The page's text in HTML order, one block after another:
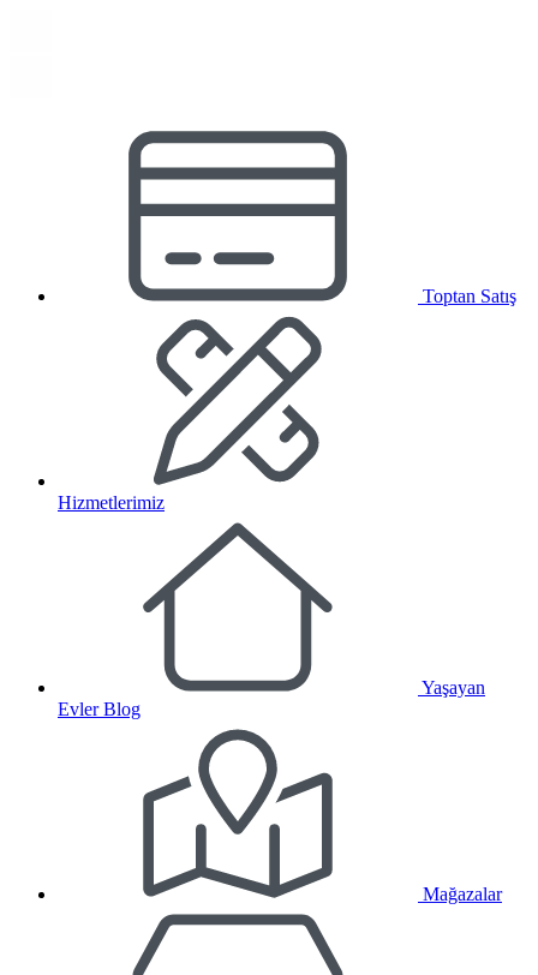
Toptan Satış
Hizmetlerimiz
Yaşayan
Evler Blog
Mağazalar